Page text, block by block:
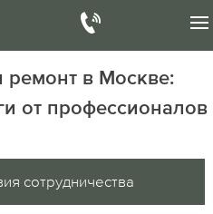
ремонт в Москве:
от профессионалов
сотрудничества